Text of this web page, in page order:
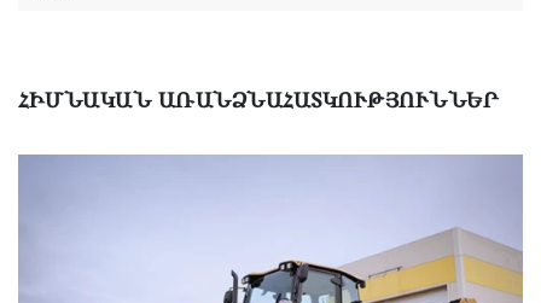
ՀԻՄՆԱԿԱՆ ԱՌԱՆՁՆԱՀԱՏԿՈՒԹՅՈՒՆՆԵՐ